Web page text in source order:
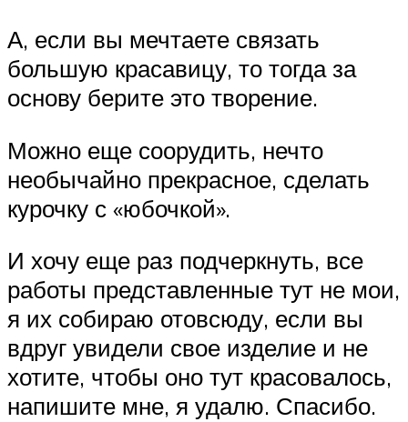
А, если вы мечтаете связать
большую красавицу, то тогда за
основу берите это творение.
Можно еще соорудить, нечто
необычайно прекрасное, сделать
курочку с «юбочкой».
И хочу еще раз подчеркнуть, все
работы представленные тут не мои,
я их собираю отовсюду, если вы
вдруг увидели свое изделие и не
хотите, чтобы оно тут красовалось,
напишите мне, я удалю. Спасибо.